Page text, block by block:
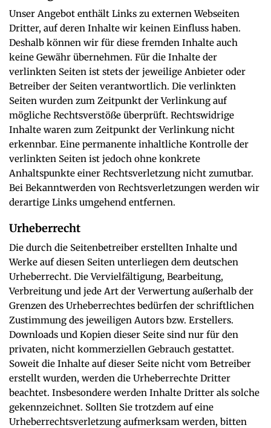
Unser Angebot enthält Links zu externen Webseiten
Dritter, auf deren Inhalte wir keinen Einfluss haben.
Deshalb können wir für diese fremden Inhalte auch
keine Gewähr übernehmen. Für die Inhalte der
verlinkten Seiten ist stets der jeweilige Anbieter oder
Betreiber der Seiten verantwortlich. Die verlinkten
Seiten wurden zum Zeitpunkt der Verlinkung auf
mögliche Rechtsverstöße überprüft. Rechtswidrige
Inhalte waren zum Zeitpunkt der Verlinkung nicht
erkennbar. Eine permanente inhaltliche Kontrolle der
verlinkten Seiten ist jedoch ohne konkrete
Anhaltspunkte einer Rechtsverletzung nicht zumutbar.
Bei Bekanntwerden von Rechtsverletzungen werden wir
derartige Links umgehend entfernen.
Urheberrecht
Die durch die Seitenbetreiber erstellten Inhalte und
Werke auf diesen Seiten unterliegen dem deutschen
Urheberrecht. Die Vervielfältigung, Bearbeitung,
Verbreitung und jede Art der Verwertung außerhalb der
Grenzen des Urheberrechtes bedürfen der schriftlichen
Zustimmung des jeweiligen Autors bzw. Erstellers.
Downloads und Kopien dieser Seite sind nur für den
privaten, nicht kommerziellen Gebrauch gestattet.
Soweit die Inhalte auf dieser Seite nicht vom Betreiber
erstellt wurden, werden die Urheberrechte Dritter
beachtet. Insbesondere werden Inhalte Dritter als solche
gekennzeichnet. Sollten Sie trotzdem auf eine
Urheberrechtsverletzung aufmerksam werden, bitten